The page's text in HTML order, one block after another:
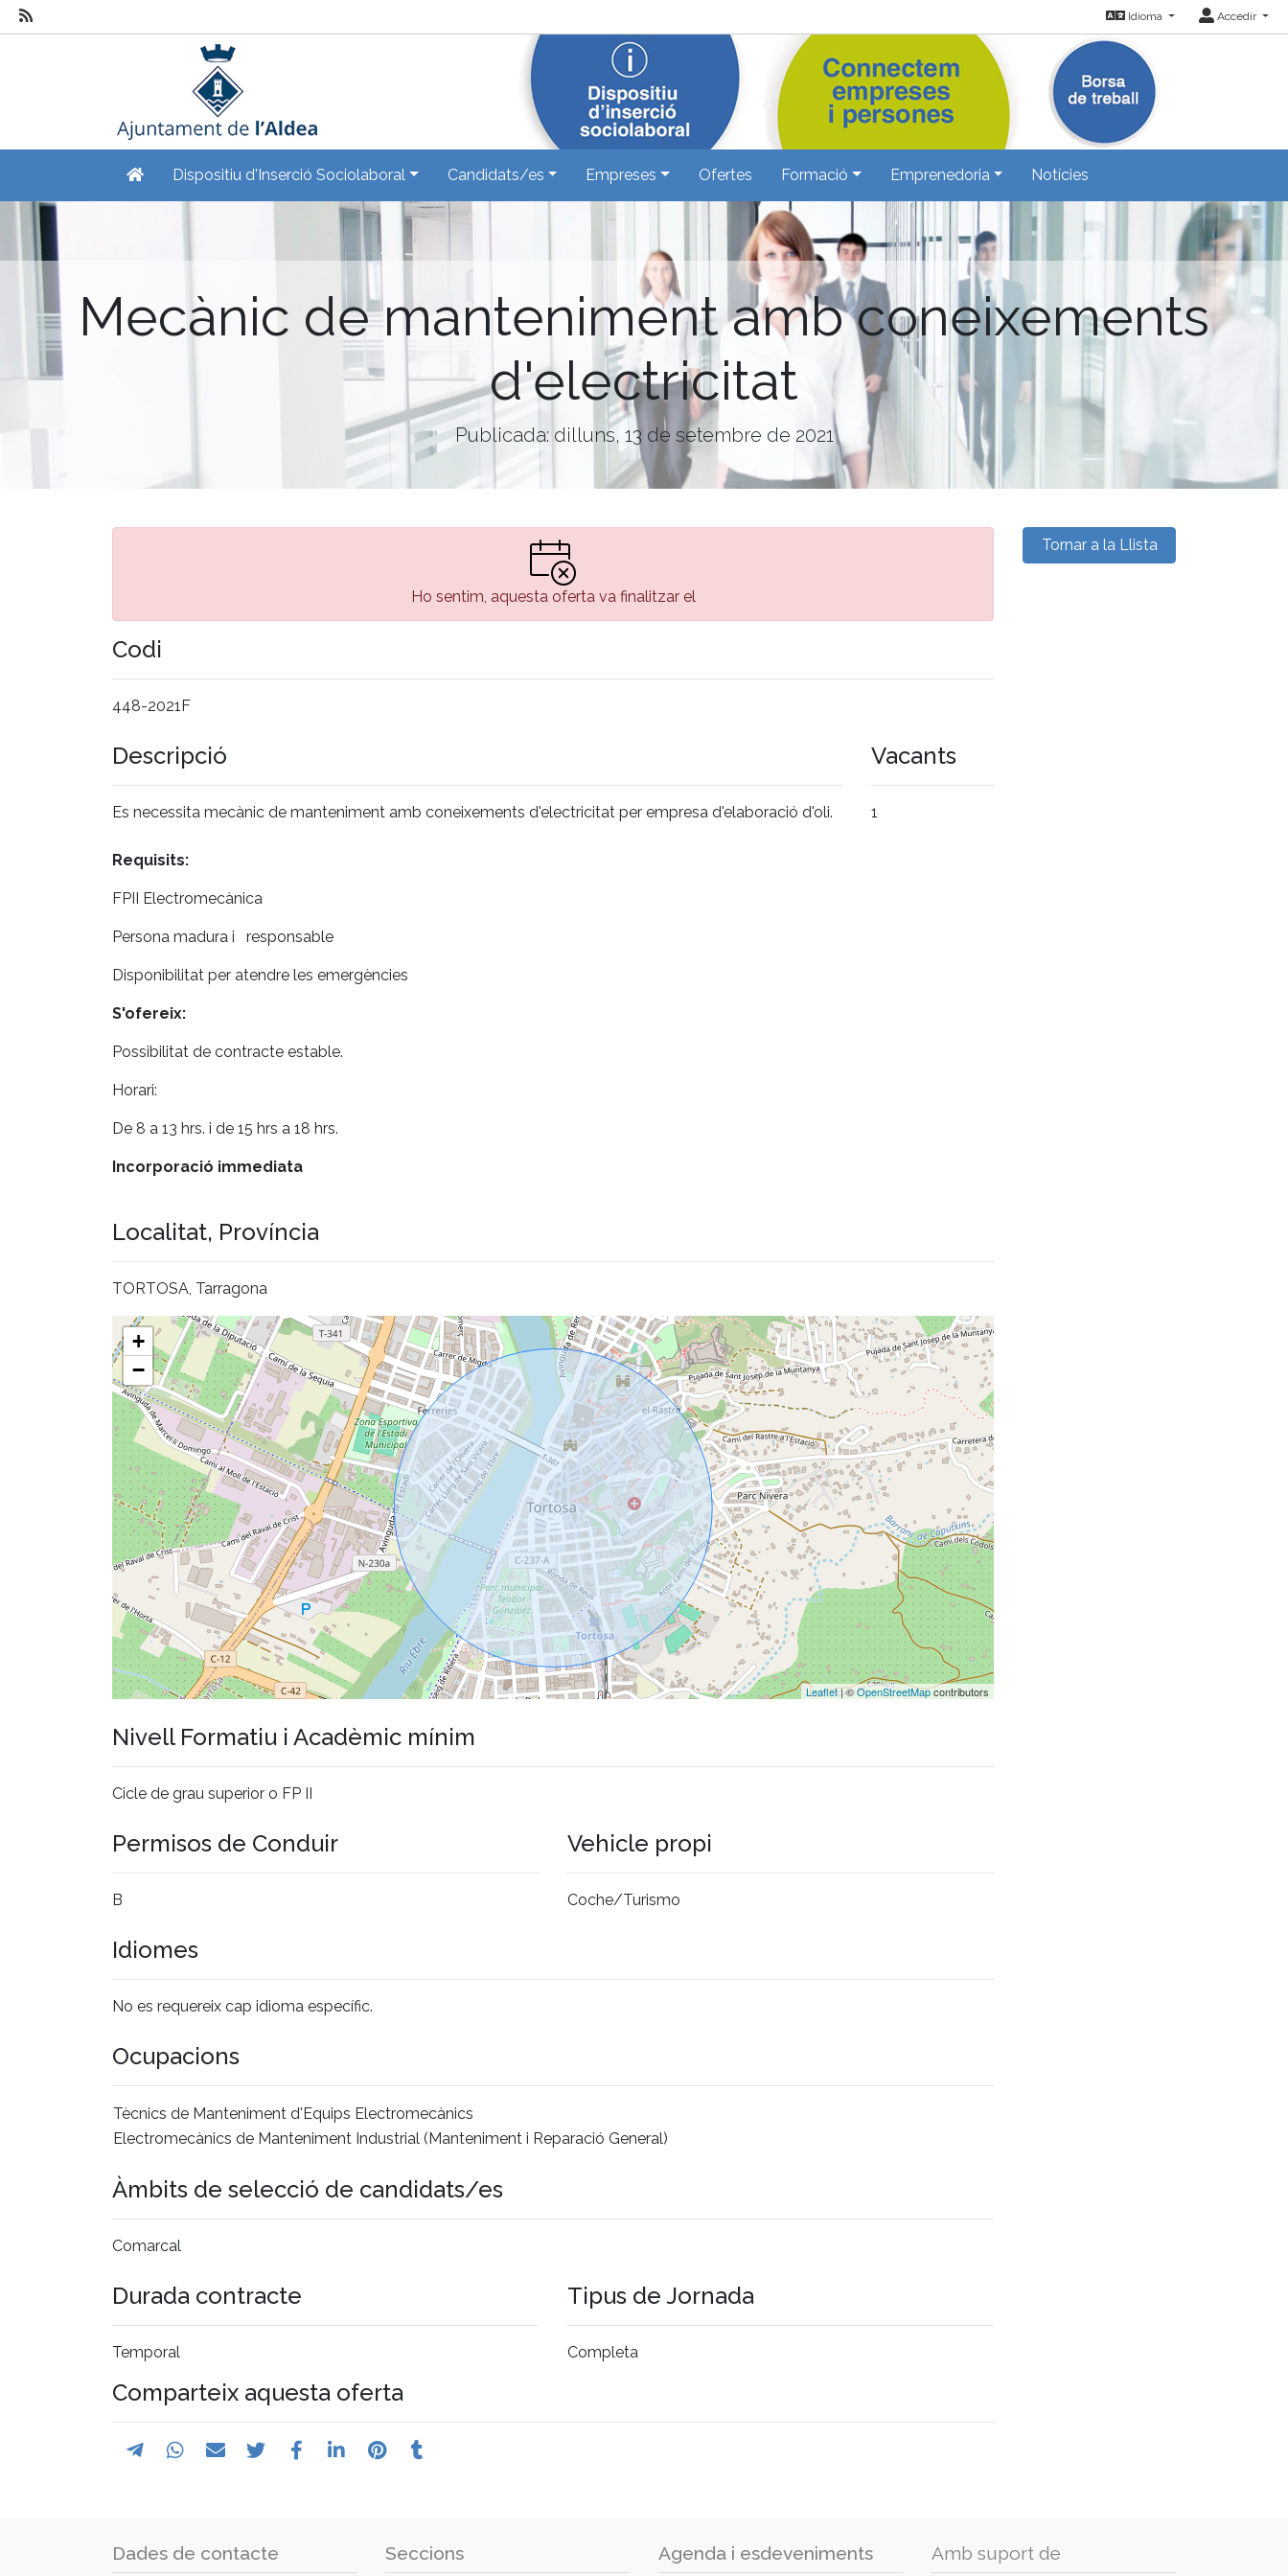
Idioma Accedir
Dispositiu d'Inserció Sociolaboral Candidats/es Empreses Ofertes Formació Emprenedoria Notícies
Mecànic de manteniment amb coneixements
d'electricitat
Publicada: dilluns, 13 de setembre de 2021
Ho sentim, aquesta oferta va finalitzar el
Codi
448-2021F
Descripció
Es necessita mecànic de manteniment amb coneixements d'electricitat per empresa d'elaboració d'oli.
Vacants
1
Requisits:
FPII Electromecànica
Persona madura i responsable
Disponibilitat per atendre les emergències
S'ofereix:
Possibilitat de contracte estable.
Horari:
De 8 a 13 hrs. i de 15 hrs a 18 hrs.
Incorporació immediata
Localitat, Província
TORTOSA, Tarragona
+
−
Leaflet| ©OpenStreetMapcontributors
Nivell Formatiu i Acadèmic mínim
Cicle de grau superior o FP II
Permisos de Conduir
B
Vehicle propi
Coche/Turismo
Idiomes
No es requereix cap idioma específic.
Ocupacions
Tècnics de Manteniment d'Equips Electromecànics
Electromecànics de Manteniment Industrial (Manteniment i Reparació General)
Àmbits de selecció de candidats/es
Comarcal
Durada contracte
Temporal
Tipus de Jornada
Completa
Comparteix aquesta oferta
Tornar a la Llista
Dades de contacte Seccions Agenda i esdeveniments Amb suport de